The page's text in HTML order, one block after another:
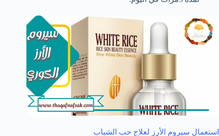
استعمال سيروم الأرز لعلاج حب الشباب